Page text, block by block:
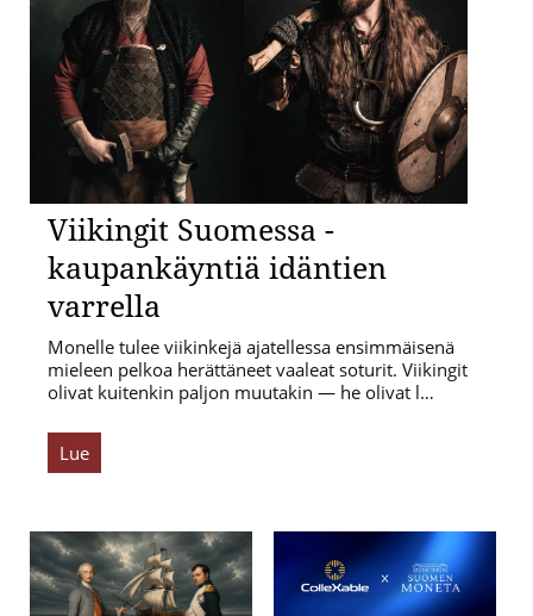
Viikingit Suomessa -
kaupankäyntiä idäntien
varrella
Monelle tulee viikinkejä ajatellessa ensimmäisenä
mieleen pelkoa herättäneet vaaleat soturit. Viikingit
olivat kuitenkin paljon muutakin — he olivat l…
Lue